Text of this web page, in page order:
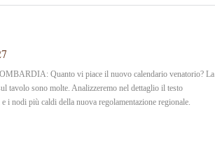
Quanto vi piace il nuovo calendario venatorio? La
tavolo sono molte. Analizzeremo nel dettaglio il testo
i nodi più caldi della nuova regolamentazione regionale.